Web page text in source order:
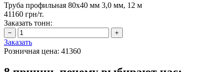
Труба профильная 80х40 мм 3,0 мм, 12 м
41160 грн/т.
Заказать тонн:
Заказать
Розничная цена: 41360